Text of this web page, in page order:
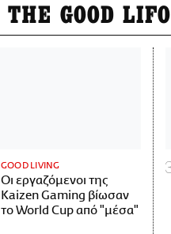
THE GOOD LIFO
GOOD LIVING
Οι εργαζόμενοι της
Kaizen Gaming βίωσαν
το World Cup από "μέσα"